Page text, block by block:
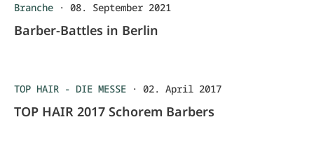
Branche · 08. September 2021
Barber-Battles in Berlin
TOP HAIR - DIE MESSE · 02. April 2017
TOP HAIR 2017 Schorem Barbers